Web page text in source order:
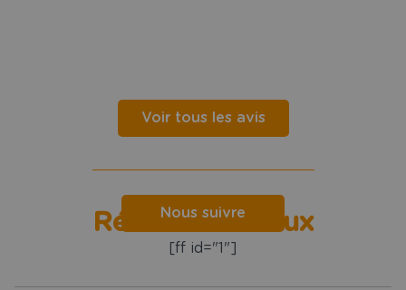
Voir tous les avis
Réseaux sociaux
[ff id="1"]
Nous suivre